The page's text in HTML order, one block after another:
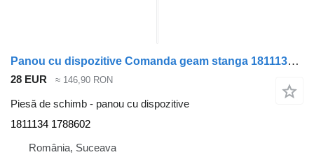
Panou cu dispozitive Comanda geam stanga 1811134 pentru cap tractor DAF CF85
28 EUR ≈ 146,90 RON
Piesă de schimb - panou cu dispozitive
1811134 1788602
România, Suceava